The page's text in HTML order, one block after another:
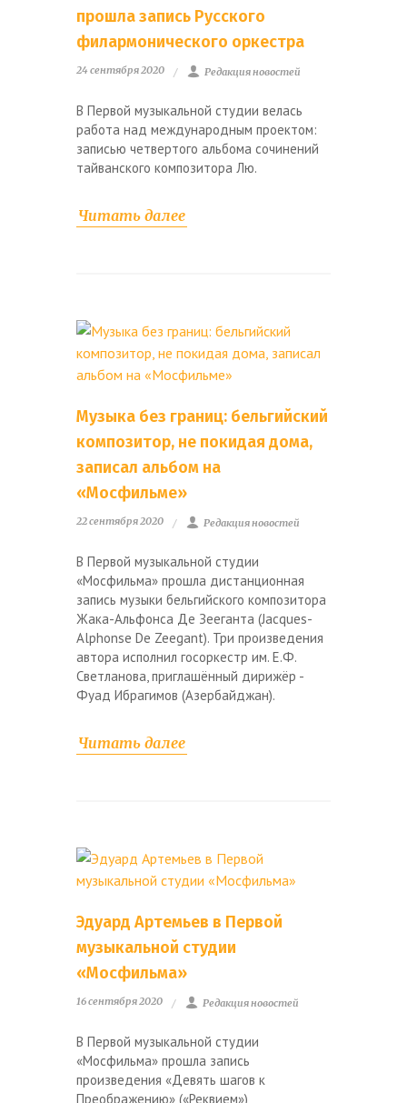
прошла запись Русского
филармонического оркестра
24 сентября 2020 Редакция новостей
В Первой музыкальной студии велась
работа над международным проектом:
записью четвертого альбома сочинений
тайванского композитора Лю.
Читать далее
Музыка без границ: бельгийский
композитор, не покидая дома,
записал альбом на
«Мосфильме»
22 сентября 2020 Редакция новостей
В Первой музыкальной студии
«Мосфильма» прошла дистанционная
запись музыки бельгийского композитора
Жака-Альфонса Де Зееганта (Jacques-
Alphonse De Zeegant). Три произведения
автора исполнил госоркестр им. Е.Ф.
Светланова, приглашённый дирижёр -
Фуад Ибрагимов (Азербайджан).
Читать далее
Эдуард Артемьев в Первой
музыкальной студии
«Мосфильма»
16 сентября 2020 Редакция новостей
В Первой музыкальной студии
«Мосфильма» прошла запись
произведения «Девять шагов к
Преображению» («Реквием»)